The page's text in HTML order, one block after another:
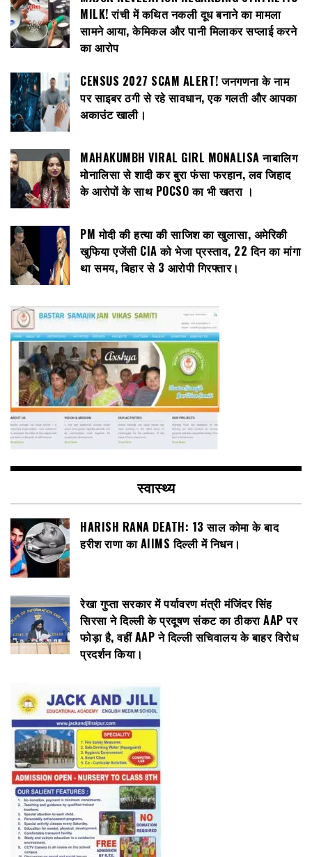
MILK! रांची में कथित नकली दूध बनाने का मामला
सामने आया, केमिकल और पानी मिलाकर सप्लाई करने
का आरोप
CENSUS 2027 SCAM ALERT! जनगणना के नाम
पर साइबर ठगी से रहे सावधान, एक गलती और आपका
अकाउंट खाली।
MAHAKUMBH VIRAL GIRL MONALISA नाबालिग
मोनालिसा से शादी कर बुरा फंसा फरहान, लव जिहाद
के आरोपों के साथ POCSO का भी खतरा ।
PM मोदी की हत्या की साजिश का खुलासा, अमेरिकी
खुफिया एजेंसी CIA को भेजा प्रस्ताव, 22 दिन का मांगा
था समय, बिहार से 3 आरोपी गिरफ्तार।
स्वास्थ्य
HARISH RANA DEATH: 13 साल कोमा के बाद
हरीश राणा का AIIMS दिल्ली में निधन।
रेखा गुप्ता सरकार में पर्यावरण मंत्री मंजिंदर सिंह
सिरसा ने दिल्ली के प्रदूषण संकट का ठीकरा AAP पर
फोड़ा है, वहीं AAP ने दिल्ली सचिवालय के बाहर विरोध
प्रदर्शन किया।